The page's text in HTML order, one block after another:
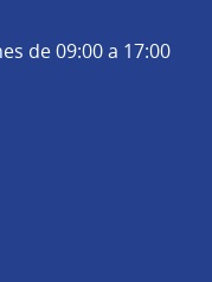
de 09:00 a 17:00